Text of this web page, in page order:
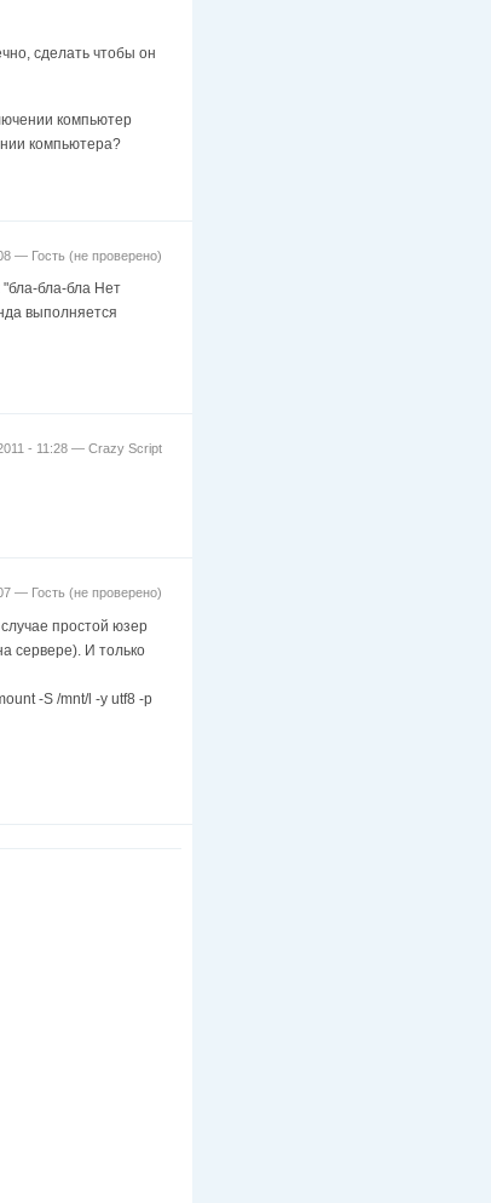
сделать чтобы он
компьютер
компьютера?
— Гость (не проверено)
бла-бла Нет
выполняется
- 11:28 — Crazy Script
— Гость (не проверено)
простой юзер
сервере). И только
-S /mnt/l -y utf8 -p